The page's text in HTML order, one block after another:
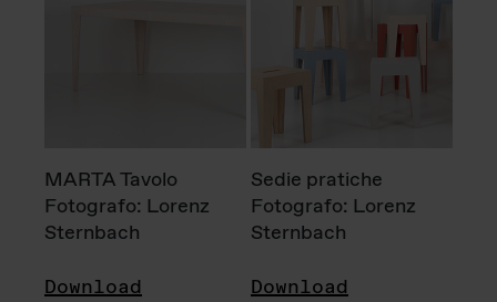
MARTA Tavolo
Fotografo: Lorenz
Sternbach
Download
Sedie pratiche
Fotografo: Lorenz
Sternbach
Download